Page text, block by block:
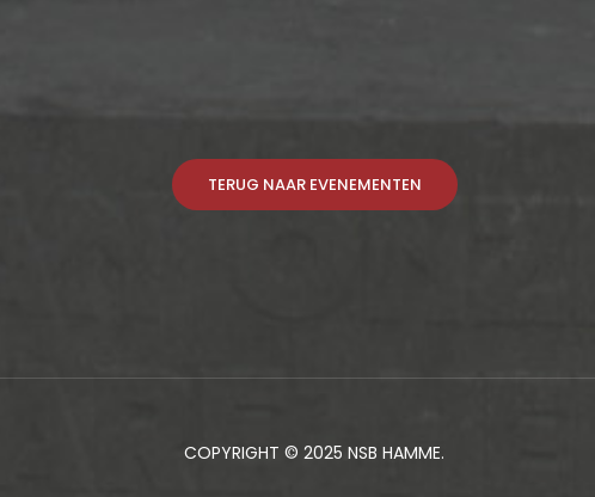
TERUG NAAR EVENEMENTEN
COPYRIGHT © 2025 NSB HAMME.